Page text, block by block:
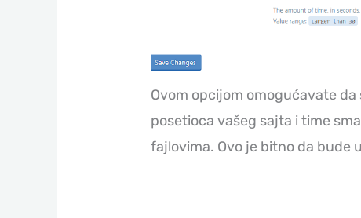
Ovom opcijom omogućavate
posetioca vašeg sajta i time
fajlovima. Ovo je bitno da bude